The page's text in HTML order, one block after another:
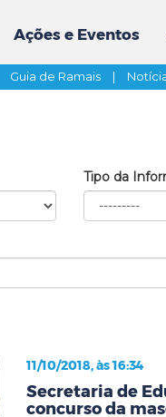
Ações e Eventos
Guia de Ramais |
Tipo da
11/10/2018, às 16:34
Secretaria de
concurso da